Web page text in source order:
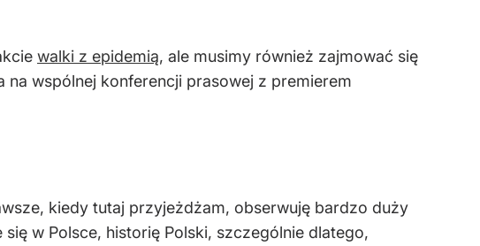
walki z epidemią, ale musimy również zajmować się
wspólnej konferencji prasowej z premierem
kiedy tutaj przyjeżdżam, obserwuję bardzo duży
w Polsce, historię Polski, szczególnie dlatego,